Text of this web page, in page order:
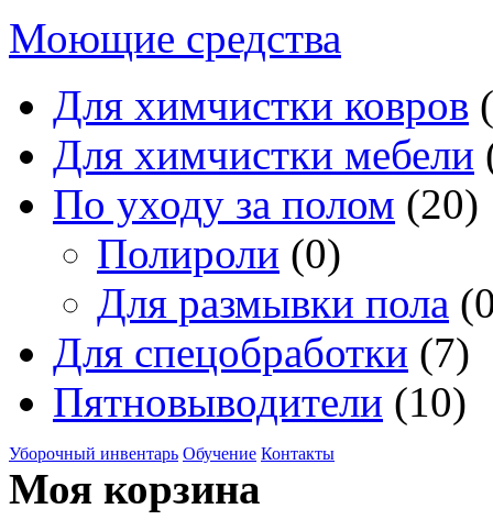
Моющие средства
Для химчистки ковров
Для химчистки мебели
По уходу за полом (20)
Полироли (0)
Для размывки пола
Для спецобработки (7)
Пятновыводители (10)
Уборочный инвентарь Обучение Контакты
Моя корзина